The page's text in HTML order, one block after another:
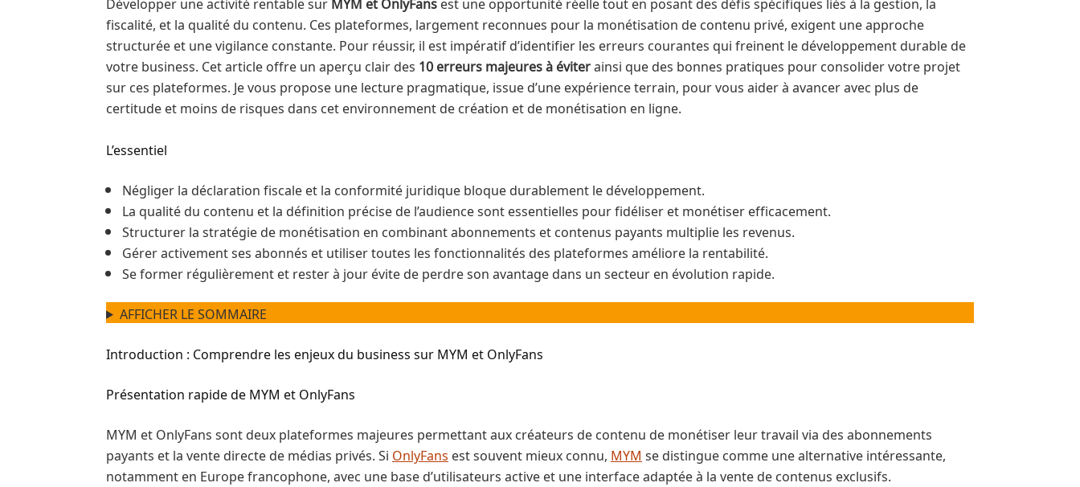
fiscalité, et la qualité du contenu. Ces plateformes, largement reconnues pour la monétisation de contenu privé, exigent une approche
structurée et une vigilance constante. Pour réussir, il est impératif d’identifier les erreurs courantes qui freinent le développement durable de
votre business. Cet article offre un aperçu clair des 10 erreurs majeures à éviterainsi que des bonnes pratiques pour consolider votre projet
sur ces plateformes. Je vous propose une lecture pragmatique, issue d’une expérience terrain, pour vous aider à avancer avec plus de
certitude et moins de risques dans cet environnement de création et de monétisation en ligne.
L’essentiel
Négliger la déclaration fiscale et la conformité juridique bloque durablement le développement.
La qualité du contenu et la définition précise de l’audience sont essentielles pour fidéliser et monétiser efficacement.
Structurer la stratégie de monétisation en combinant abonnements et contenus payants multiplie les revenus.
Gérer activement ses abonnés et utiliser toutes les fonctionnalités des plateformes améliore la rentabilité.
Se former régulièrement et rester à jour évite de perdre son avantage dans un secteur en évolution rapide.
AFFICHER LE SOMMAIRE
Introduction : Comprendre les enjeux du business sur MYM et OnlyFans
Présentation rapide de MYM et OnlyFans
MYM et OnlyFans sont deux plateformes majeures permettant aux créateurs de contenu de monétiser leur travail via des abonnements
payants et la vente directe de médias privés. Si OnlyFans est souvent mieux connu, MYM se distingue comme une alternative intéressante,
notamment en Europe francophone, avec une base d’utilisateurs active et une interface adaptée à la vente de contenus exclusifs.